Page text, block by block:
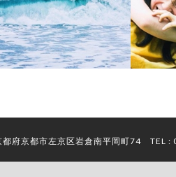
都府京都市左京区岩倉南平岡町74TEL